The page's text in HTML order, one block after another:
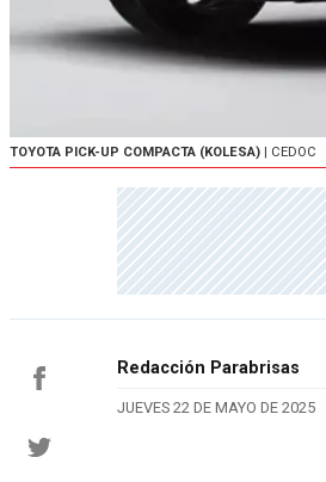
TOYOTA PICK-UP COMPACTA (KOLESA) | CEDOC
Redacción Parabrisas
JUEVES 22 DE MAYO DE 2025